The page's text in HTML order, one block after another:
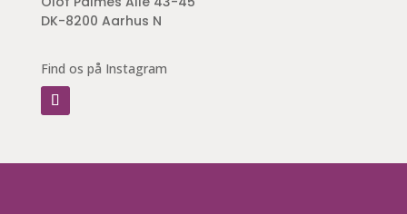
DK-8200 Aarhus N
Find os på Instagram